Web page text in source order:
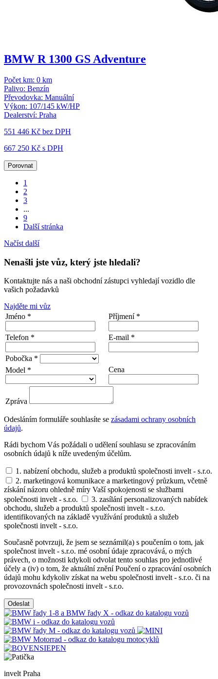
BMW R 1300 GS Adventure
Počet km: 0 km
Palivo: Benzín
Převodovka: Manuální
Výkon: 107/145 kW/HP
Dealerství: Praha
551 446 Kč bez DPH
667 250 Kč s DPH
Porovnat
1
2
3
...
9
Další stránka
Načíst další
Nenašli jste vůz, který jste hledali?
Kontaktujte nás a naši obchodní zástupci vyhledají vozidlo dle
vašich požadavků
Najděte mi vůz
Jméno *
Příjmení *
Telefon * E-mail *
Pobočka *
Model *
Cena
Zpráva
Odesláním formuláře souhlasíte se zásadami ochrany osobních
údajů.
Rádi bychom Vás požádali o udělení souhlasu se zpracováním
osobních údajů k níže uvedeným účelům.
1. nabízení obchodu, služeb a produktů společnosti invelt - s.r.o.
2. marketingová komunikace a marketingový průzkum, včetně
získání názoru ohledně míry Vaší spokojenosti se službami
společnosti invelt - s.r.o.
3. zasílání personalizovaných nabídek
obchodu, služeb a produktů společnosti invelt - s.r.o.
identifikovaných na základě využívání produktů a služeb
společnosti invelt - s.r.o.
Současně potvrzuji, že jsem se seznámil(a) s poučením o tom, jak
společnost invelt - s.r.o. mé osobní údaje zpracovává, o mých
právech, o možnosti kdykoli odvolat tento souhlas pro jednotlivé
účely a (iv) o tom, že aktuální znění Poučení o zpracování osobních
údajů mohu kdykoliv získat na webu společnosti invelt - s.r.o. či na
provozovnách společnosti invelt - s.r.o.
Odeslat
invelt Praha